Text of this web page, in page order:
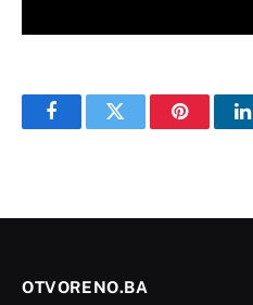
FacebookTwitter Pinterest
OTVORENO.BA